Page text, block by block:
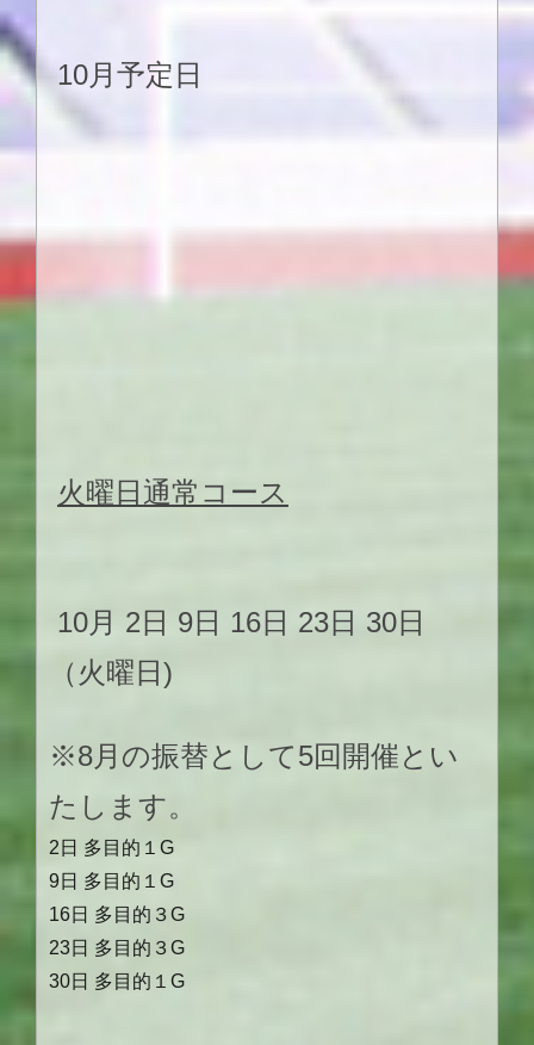
10月予定日
火曜日通常コース
10月 2日 9日 16日 23日 30日
（火曜日)
※8月の振替として5回開催とい
たします。
2日 多目的１G
9日 多目的１G
16日 多目的３G
23日 多目的３G
30日 多目的１G